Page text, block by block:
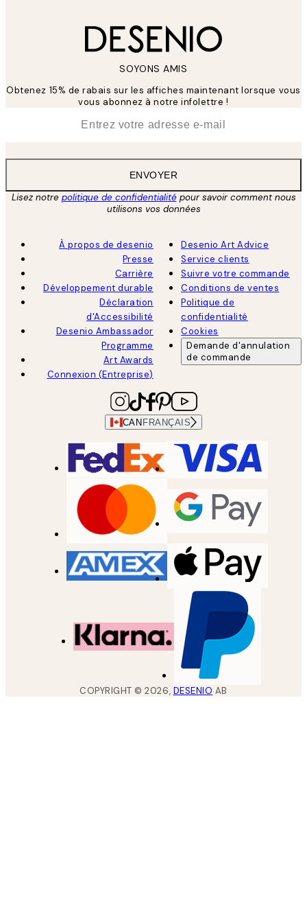
SOYONS AMIS
Obtenez 15% de rabais sur les affiches maintenant lorsque vous
vous abonnez à notre infolettre !
ENVOYER
Lisez notre politique de confidentialitépour savoir comment nous
utilisons vos données
À propos de desenio
Presse
Carrière
Développement durable
Déclaration
d'Accessibilité
Desenio Ambassador
Programme
Art Awards
Connexion (Entreprise)
Desenio Art Advice
Service clients
Suivre votre commande
Conditions de ventes
Politique de
confidentialité
Cookies
Demande d'annulation
de commande
CAN FRANÇAIS
COPYRIGHT ©2026, DESENIO AB